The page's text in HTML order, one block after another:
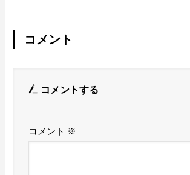
コメント
コメントする
コメント ※